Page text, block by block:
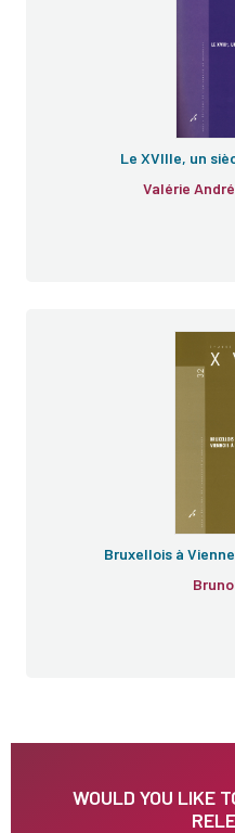
Le XVIIIe, un
Valérie
Bruxellois à
WOULD YOU LIKE